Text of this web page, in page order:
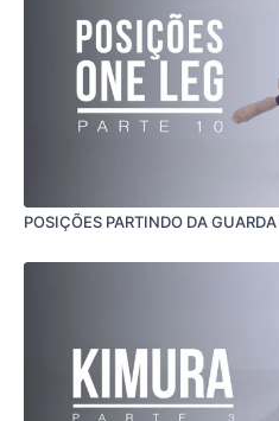
POSIÇÕES PARTINDO DA